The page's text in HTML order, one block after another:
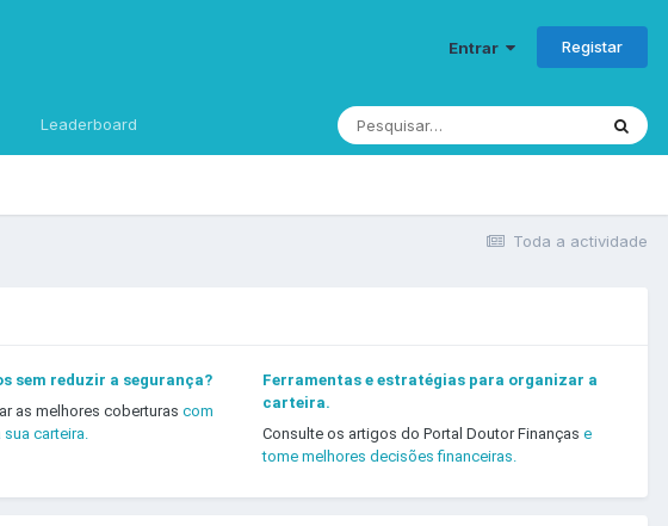
Entrar Registar
Leaderboard
Toda a actividade
sem reduzir a segurança?
as melhores coberturascom
carteira.
Ferramentas e estratégias para organizar a
carteira.
Consulte os artigos do Portal Doutor Finanças e
tome melhores decisões financeiras.